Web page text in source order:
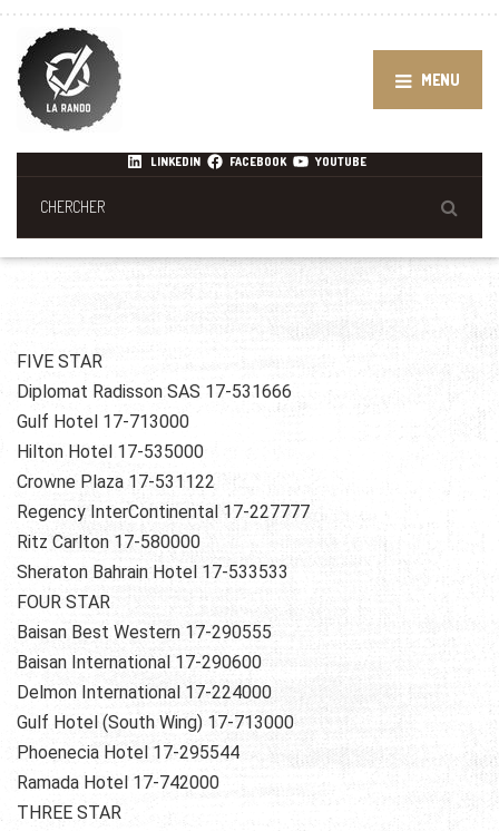
MENU
LINKEDIN FACEBOOK YOUTUBE
FIVE STAR
Diplomat Radisson SAS 17-531666
Gulf Hotel 17-713000
Hilton Hotel 17-535000
Crowne Plaza 17-531122
Regency InterContinental 17-227777
Ritz Carlton 17-580000
Sheraton Bahrain Hotel 17-533533
FOUR STAR
Baisan Best Western 17-290555
Baisan International 17-290600
Delmon International 17-224000
Gulf Hotel (South Wing) 17-713000
Phoenecia Hotel 17-295544
Ramada Hotel 17-742000
THREE STAR